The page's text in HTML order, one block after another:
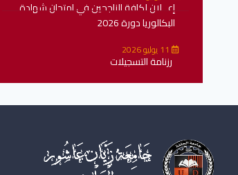
إعــلان لكافة الناجحين في امتحان شهادة
البكالوريا دورة 2026
رزنامة التسجيلات